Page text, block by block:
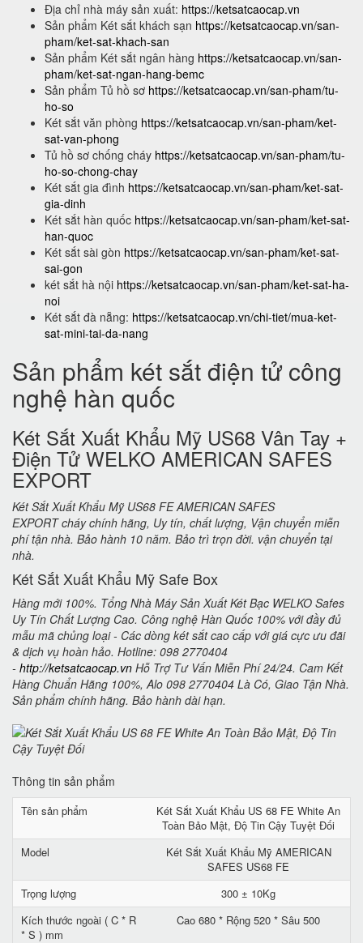
Địa chỉ nhà máy sản xuất: https://ketsatcaocap.vn
Sản phẩm Két sắt khách sạn https://ketsatcaocap.vn/san-
pham/ket-sat-khach-san
Sản phẩm Két sắt ngân hàng https://ketsatcaocap.vn/san-
pham/ket-sat-ngan-hang-bemc
Sản phẩm Tủ hồ sơ https://ketsatcaocap.vn/san-pham/tu-
ho-so
Két sắt văn phòng https://ketsatcaocap.vn/san-pham/ket-
sat-van-phong
Tủ hồ sơ chống cháy https://ketsatcaocap.vn/san-pham/tu-
ho-so-chong-chay
Két sắt gia đình https://ketsatcaocap.vn/san-pham/ket-sat-
gia-dinh
Két sắt hàn quốc https://ketsatcaocap.vn/san-pham/ket-sat-
han-quoc
Két sắt sài gòn https://ketsatcaocap.vn/san-pham/ket-sat-
sai-gon
két sắt hà nội https://ketsatcaocap.vn/san-pham/ket-sat-ha-
noi
Két sắt đà nẵng: https://ketsatcaocap.vn/chi-tiet/mua-ket-
sat-mini-tai-da-nang
Sản phẩm két sắt điện tử công
nghệ hàn quốc
Két Sắt Xuất Khẩu Mỹ US68 Vân Tay +
Điện Tử WELKO AMERICAN SAFES
EXPORT
Két Sắt Xuất Khẩu Mỹ US68 FE AMERICAN SAFES
EXPORT cháy chính hãng, Uy tín, chất lượng, Vận chuyển miễn
phí tận nhà. Bảo hành 10 năm. Bảo trì trọn đời. vận chuyển tại
nhà.
Két Sắt Xuất Khẩu Mỹ Safe Box
Hàng mới 100%. Tổng Nhà Máy Sản Xuất Két Bạc WELKO Safes
Uy Tín Chất Lượng Cao. Công nghệ Hàn Quốc 100% với đầy đủ
mẫu mã chủng loại - Các dòng két sắt cao cấp với giá cực ưu đãi
& dịch vụ hoàn hảo. Hotline: 098 2770404
- http://ketsatcaocap.vn Hỗ Trợ Tư Vấn Miễn Phí 24/24. Cam Kết
Hàng Chuẩn Hãng 100%, Alo 098 2770404 Là Có, Giao Tận Nhà.
Sản phẩm chính hãng. Bảo hành dài hạn.
Thông tin sản phẩm
Tên sản phẩm
Két Sắt Xuất Khẩu US 68 FE White An
Toàn Bảo Mật, Độ Tin Cậy Tuyệt Đối
Model
Két Sắt Xuất Khẩu Mỹ AMERICAN
SAFES US68 FE
Trọng lượng
300 ± 10Kg
Kích thước ngoài ( C * R
* S ) mm
Cao 680 * Rộng 520 * Sâu 500